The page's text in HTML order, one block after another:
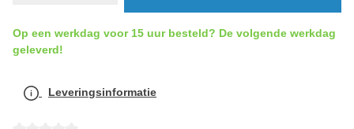
Op een werkdag voor 15 uur besteld? De volgende werkdag
geleverd!
Leveringsinformatie